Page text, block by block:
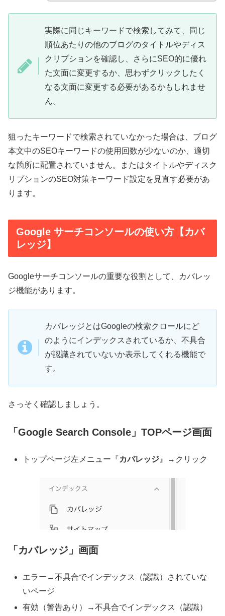
実際に同じキーワードで検索してみて、同じ
順位あたりの他のブログのタイトルやディス
クリプションを確認し、さらにSEO的に優れ
た文面に変更するか、思わずクリックしたく
なる文面に変更する必要があるかもしれませ
ん。
狙ったキーワードで検索されていなかった場合は、ブログ
本文中のSEOキーワードの使用回数が少ないのか、適切
な箇所に配置されていません。またはタイトルやディスク
リプションのSEO対策キーワード設定を見直す必要があ
ります。
Google サーチコンソールの使い方【カバ
レッジ】
Googleサーチコンソールの重要な役割として、カバレッ
ジ機能があります。
カバレッジとはGoogleの検索クロールにど
のようにインデックスされているか、不具合
が認識されていないか表示してくれる機能で
す。
さっそく確認しましょう。
「Google Search Console」TOPページ画面
トップページ左メニュー『カバレッジ 』→クリック
「カバレッジ」画面
エラー→不具合でインデックス（認識）されていな
いページ
有効（警告あり）→不具合でインデックス（認識）